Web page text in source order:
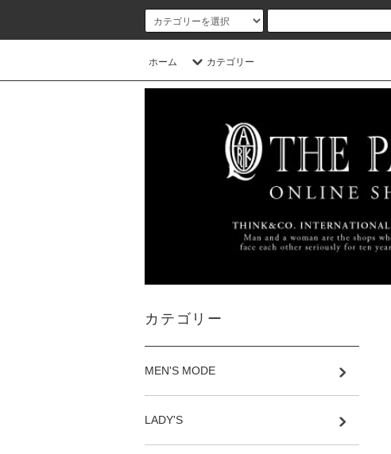
ホーム カテゴリー
カテゴリー
MEN'S MODE
LADY'S